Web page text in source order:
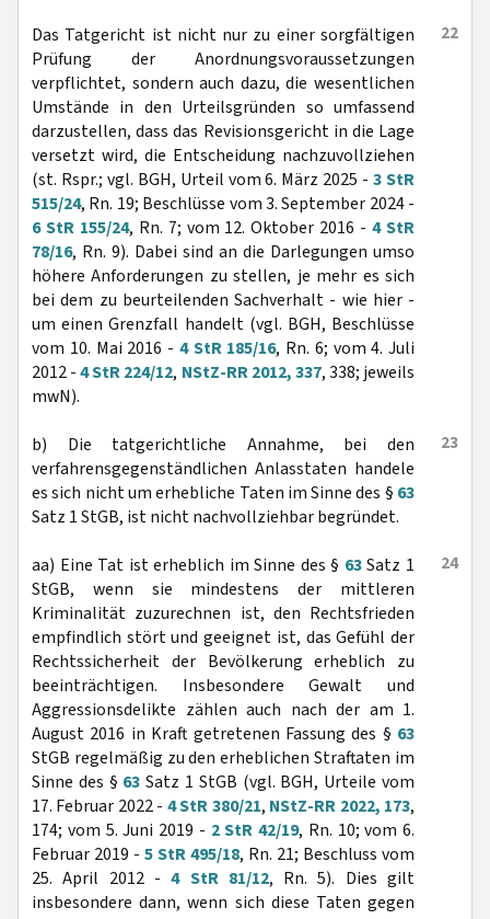
22
Das Tatgericht ist nicht nur zu einer sorgfältigen
Prüfung der Anordnungsvoraussetzungen
verpflichtet, sondern auch dazu, die wesentlichen
Umstände in den Urteilsgründen so umfassend
darzustellen, dass das Revisionsgericht in die Lage
versetzt wird, die Entscheidung nachzuvollziehen
(st. Rspr.; vgl. BGH, Urteil vom 6. März 2025 -3 StR
515/24, Rn. 19; Beschlüsse vom 3. September 2024 -
6 StR 155/24, Rn. 7; vom 12. Oktober 2016 -4 StR
78/16, Rn. 9). Dabei sind an die Darlegungen umso
höhere Anforderungen zu stellen, je mehr es sich
bei dem zu beurteilenden Sachverhalt - wie hier -
um einen Grenzfall handelt (vgl. BGH, Beschlüsse
vom 10. Mai 2016 - 4 StR 185/16, Rn. 6; vom 4. Juli
2012 -4 StR 224/12, NStZ-RR 2012, 337, 338; jeweils
mwN).
23
b) Die tatgerichtliche Annahme, bei den
verfahrensgegenständlichen Anlasstaten handele
es sich nicht um erhebliche Taten im Sinne des § 63
Satz 1 StGB, ist nicht nachvollziehbar begründet.
24
aa) Eine Tat ist erheblich im Sinne des § 63Satz 1
StGB, wenn sie mindestens der mittleren
Kriminalität zuzurechnen ist, den Rechtsfrieden
empfindlich stört und geeignet ist, das Gefühl der
Rechtssicherheit der Bevölkerung erheblich zu
beeinträchtigen. Insbesondere Gewalt und
Aggressionsdelikte zählen auch nach der am 1.
August 2016 in Kraft getretenen Fassung des § 63
StGB regelmäßig zu den erheblichen Straftaten im
Sinne des § 63 Satz 1 StGB (vgl. BGH, Urteile vom
17. Februar 2022 - 4 StR 380/21, NStZ-RR 2022, 173,
174; vom 5. Juni 2019 - 2 StR 42/19, Rn. 10; vom 6.
Februar 2019 - 5 StR 495/18, Rn. 21; Beschluss vom
25. April 2012 -4 StR 81/12, Rn. 5). Dies gilt
insbesondere dann, wenn sich diese Taten gegen